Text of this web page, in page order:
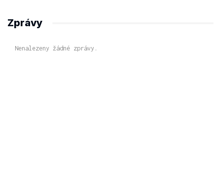
Zprávy
Nenalezeny žádné zprávy.